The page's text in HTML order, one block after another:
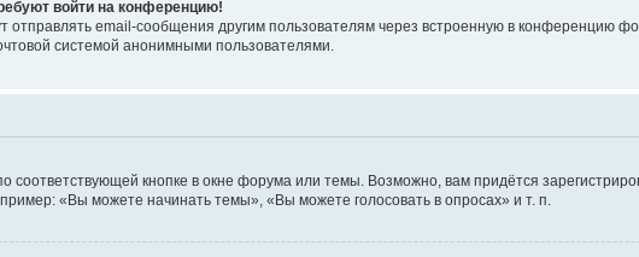
войти на конференцию!
отправлять email-сообщения другим пользователям через встроенную в конференцию
системой анонимными пользователями.
кнопке в окне форума или темы. Возможно, вам придётся
«Вы можете начинать темы», «Вы можете голосовать в опросах» и т. п.